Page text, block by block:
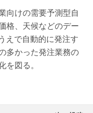
向けの需要予測型自
格、天候などのデー
えで自動的に発注す
多かった発注業務の
図る。